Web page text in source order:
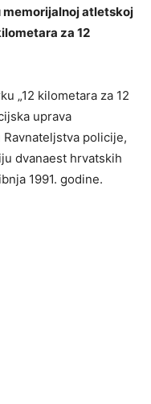
memorijalnoj atletskoj
za 12
„12 kilometara za 12
uprava
policije,
dvanaest hrvatskih
1991. godine.